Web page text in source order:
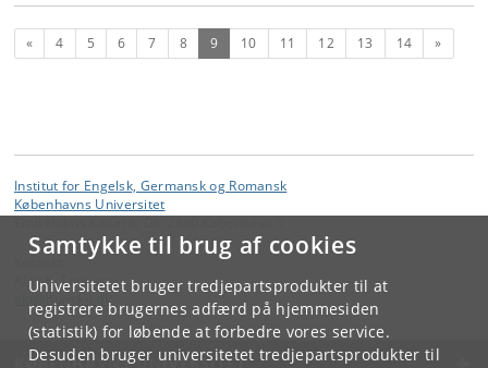
Samtykke til brug af cookies
Universitetet bruger tredjepartsprodukter til at
registrere brugernes adfærd på hjemmesiden
(statistik) for løbende at forbedre vores service.
Desuden bruger universitetet tredjepartsprodukter til
Forrige
« 4 5 6 7 8 9(nuværende)
10 11 12 13 14 Næste
»
Institut for Engelsk, Germansk og Romansk
Københavns Universitet
Alex K. Tonnesen
KØBENHAVNS UNIVERSITET